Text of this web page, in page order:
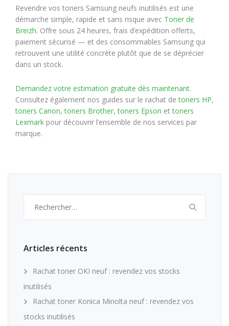
Revendre vos toners Samsung neufs inutilisés est une
démarche simple, rapide et sans risque avec Toner de
Breizh. Offre sous 24 heures, frais d’expédition offerts,
paiement sécurisé — et des consommables Samsung qui
retrouvent une utilité concrète plutôt que de se déprécier
dans un stock.
Demandez votre estimation gratuite dès maintenant.
Consultez également nos guides sur le rachat detoners HP,
toners Canon,toners Brother,toners Epson ettoners
Lexmark pour découvrir l’ensemble de nos services par
marque.
Articles récents
Rachat toner OKI neuf : revendez vos stocks
inutilisés
Rachat toner Konica Minolta neuf : revendez vos
stocks inutilisés